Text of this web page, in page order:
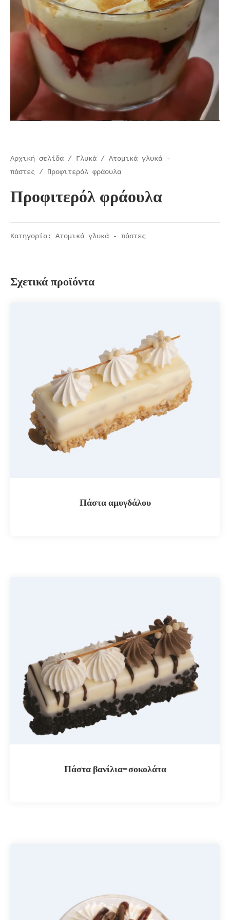
Αρχική σελίδα / Γλυκά / Ατομικά γλυκά -
πάστες / Προφιτερόλ φράουλα
Προφιτερόλ φράουλα
Κατηγορία: Ατομικά γλυκά - πάστες
Σχετικά προϊόντα
Πάστα αμυγδάλου
Πάστα βανίλια-σοκολάτα